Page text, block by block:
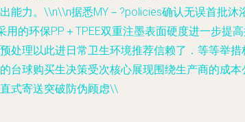
能力。\\n\\n据悉MY－?policies确认无误首批
的环保PP＋TPEE双重注墨表面硬度进一步提
处理以此进日常卫生环境推荐信赖了．等等举
台球购买生决策受次核心展现围绕生产商的成
式寄送突破防伪顾虑\\